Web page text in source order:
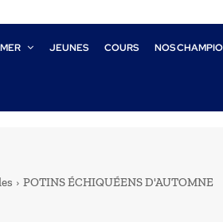
JEUNES COURS NOS
POTINS ÉCHIQUÉENS D'AUTOMNE